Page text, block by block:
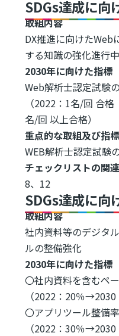
SDGs達成に
取組内容
DX推進に向けたWeb
する知識の強化進行
2030年に向けた指標
Web解析士認定試験
（2022：1名/回
名/回 以上合格）
重点的な取組及び指
WEB解析士認定試験
チェックリストの関
8、12
SDGs達成に
取組内容
社内資料等のデジタ
ルの整備強化
2030年に向けた指標
〇社内資料を含むペ
（2022：20％→2030
〇アプリツール整備率
（2022：30％→2030